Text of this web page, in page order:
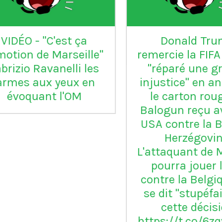
L'Inter Milan est le seul
club italien qui n'a
jamais été relégué en
Serie B